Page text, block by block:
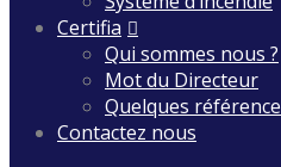
Certifia
Qui sommes nous ?
Mot du Directeur
Quelques
Contactez nous